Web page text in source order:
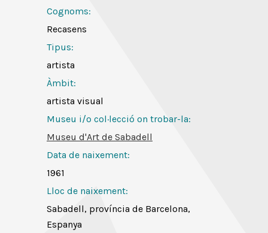
Cognoms:
Recasens
Tipus:
artista
Àmbit:
artista visual
Museu i/o col·lecció on trobar-la:
Museu d'Art de Sabadell
Data de naixement:
1961
Lloc de naixement:
Sabadell, província de Barcelona,
Espanya